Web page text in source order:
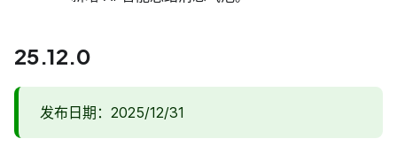
25.12.0
发布日期：2025/12/31